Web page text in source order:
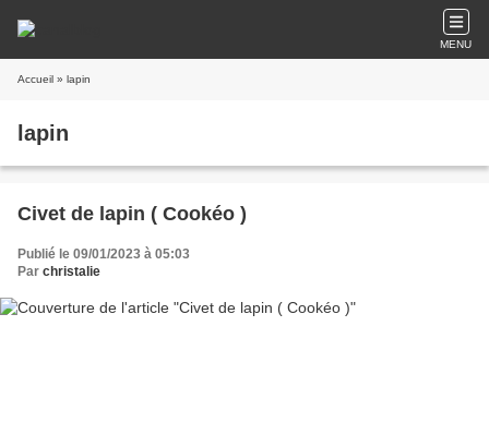
MENU
Accueil » lapin
lapin
Civet de lapin ( Cookéo )
Publié le 09/01/2023 à 05:03
Par christalie